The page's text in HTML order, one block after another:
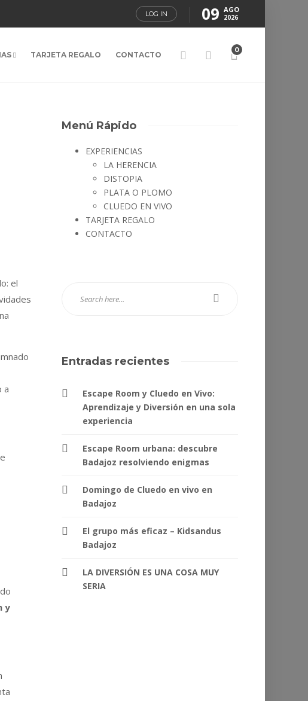
LOG IN 09 AGO
2026
TARJETA REGALO CONTACTO
0
el
a
y
Menú Rápido
EXPERIENCIAS
LA HERENCIA
DISTOPIA
PLATA O PLOMO
CLUEDO EN VIVO
TARJETA REGALO
CONTACTO
Entradas recientes
Escape Room y Cluedo en Vivo:
Aprendizaje y Diversión en una sola
experiencia
Escape Room urbana: descubre
Badajoz resolviendo enigmas
Domingo de Cluedo en vivo en
Badajoz
El grupo más eficaz – Kidsandus
Badajoz
LA DIVERSIÓN ES UNA COSA MUY
SERIA